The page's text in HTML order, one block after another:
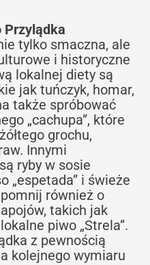
Przylądka
tylko smaczna, ale
i historyczne
lokalnej diety są
jak tuńczyk, homar,
także spróbować
„cachupa”, które
grochu,
Innymi
ryby w sosie
„espetada” i świeże
również o
takich jak
piwo „Strela”.
z pewnością
kolejnego wymiaru